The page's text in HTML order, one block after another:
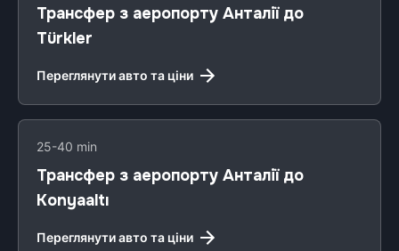
Трансфер з аеропорту Анталії до
Türkler
Переглянути авто та ціни
25-40 min
Трансфер з аеропорту Анталії до
Konyaaltı
Переглянути авто та ціни